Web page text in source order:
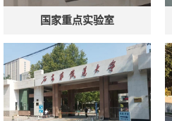
国家重点实验室